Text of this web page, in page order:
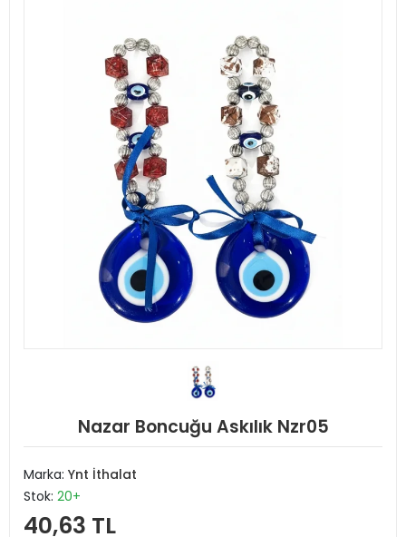
Nazar Boncuğu Askılık Nzr05
Marka: Ynt İthalat
Stok: 20+
40,63 TL